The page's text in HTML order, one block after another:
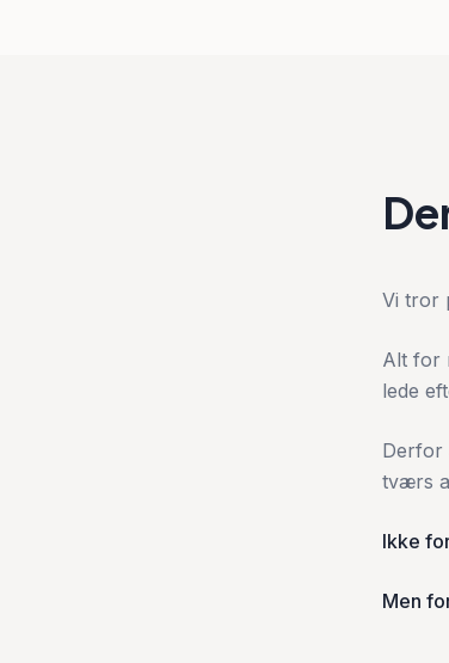
Vi tror
Alt for
lede
Derfor
tværs
Ikke
Men